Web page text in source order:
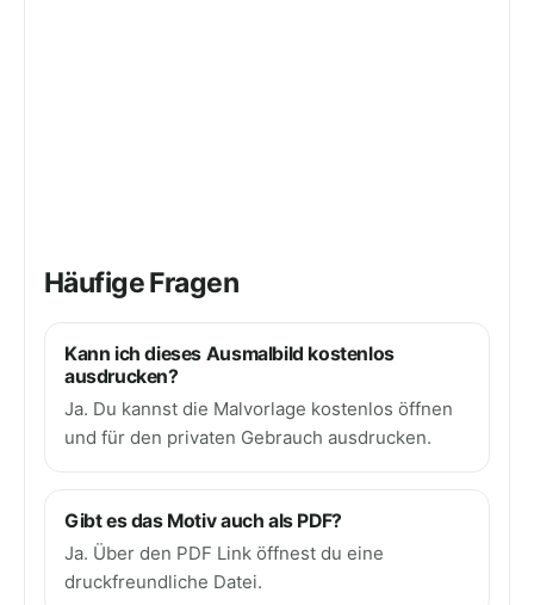
Häufige Fragen
Kann ich dieses Ausmalbild kostenlos
ausdrucken?
Ja. Du kannst die Malvorlage kostenlos öffnen
und für den privaten Gebrauch ausdrucken.
Gibt es das Motiv auch als PDF?
Ja. Über den PDF Link öffnest du eine
druckfreundliche Datei.